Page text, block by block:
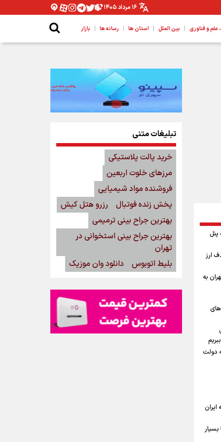
۱۶ مرداد ۱۴۰۵
و فناوری | بین الملل | استان ها | رسانه ها | بازار
پنل
ارز
به
دولت
ایران
تبلیغات متنی
خرید پالت پلاستیکی
مرزهای خلوت اربعین
فروشنده مواد شیمیایی
پخش زنده فوتبال
رزرو هتل کیش
بهترین جراح بینی ترمیمی
بهترین جراح بینی استخوانی در
تهران
بلیط اتوبوس
دانلود وان موزیک